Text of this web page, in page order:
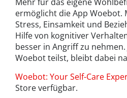
ermöglicht die App Woebot.
Stress, Einsamkeit und
Hilfe von kognitiver
besser in Angriff zu
Woebot teilst, bleibt dabei
Woebot: Your Self-Care
Store verfügbar.